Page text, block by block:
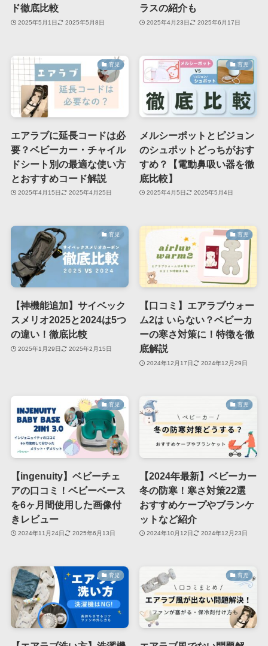
ド徹底比較
2025年5月1日 2025年5月8日
ラスの紹介も
2025年4月23日 2025年6月17日
育児
エアラブに延長コードは必
要？ベビーカー・チャイル
ドシート別の最適な使い方
とおすすめコード解説
2025年4月15日 2025年4月25日
育児
メルシーポットとピジョン
のシュポットどっちがおす
すめ？【電動鼻吸い器を徹
底比較】
2025年4月5日 2025年5月4日
育児
【神機能追加】サイベック
スメリオ2025と2024は5つ
の違い！徹底比較
2025年1月29日 2025年2月15日
育児
【口コミ】エアラブウォー
ム2は いらない？ベビーカ
ーの寒さ対策に！特徴を徹
底解説
2024年12月17日 2024年12月29日
育児
【ingenuity】ベビーチェ
アの口コミ！ベビーベース
を6ヶ月間使用した画像付
きレビュー
2024年11月24日 2025年6月13日
育児
【2024年最新】ベビーカー
冬の防寒！寒さ対策22選
おすすめケープやブランケ
ットなど紹介
2024年10月12日 2024年12月23日
育児 育児